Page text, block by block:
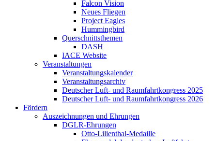
Falcon Vision
Neues Fliegen
Project Eagles
Hummingbird
Querschnittsthemen
DASH
IACE Website
Veranstaltungen
Veranstaltungskalender
Veranstaltungsarchiv
Deutscher Luft- und Raumfahrtkongress 2025
Deutscher Luft- und Raumfahrtkongress 2026
Fördern
Auszeichnungen und Ehrungen
DGLR-Ehrungen
Otto-Lilienthal-Medaille